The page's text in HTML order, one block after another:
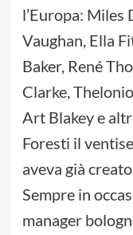
l’Europa: Miles
Vaughan, Ella
Baker, René
Clarke,
Art Blakey e
Foresti il
aveva già
Sempre in
manager